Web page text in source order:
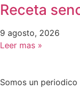
Receta
9 agosto, 2026
Leer mas »
Somos un